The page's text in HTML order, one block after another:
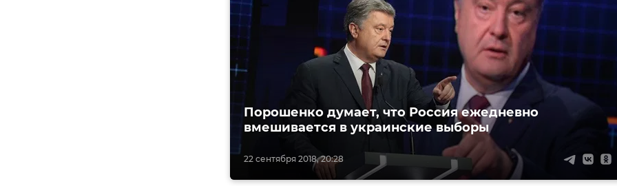
22 сентября 2018, 20:28
Порошенко думает, что Россия ежедневно
вмешивается в украинские выборы